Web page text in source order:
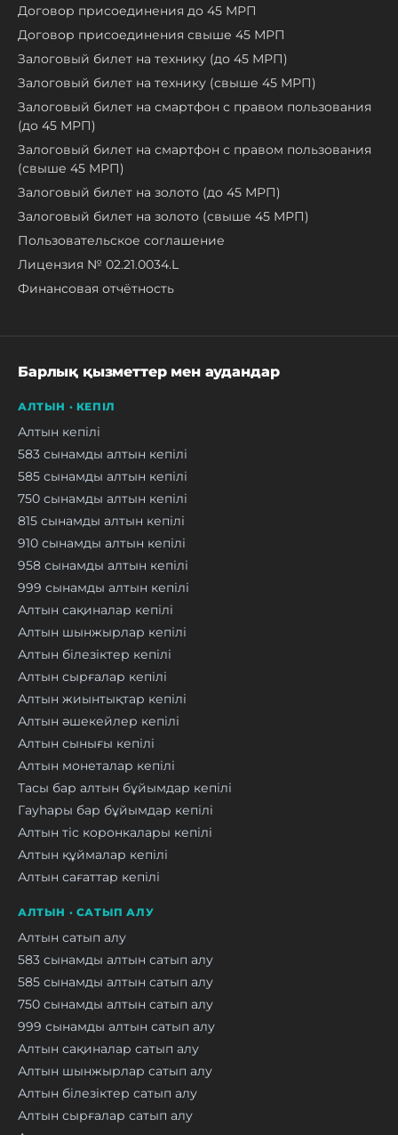
Договор присоединения до 45 МРП
Договор присоединения свыше 45 МРП
Залоговый билет на технику (до 45 МРП)
Залоговый билет на технику (свыше 45 МРП)
Залоговый билет на смартфон с правом пользования
(до 45 МРП)
Залоговый билет на смартфон с правом пользования
(свыше 45 МРП)
Залоговый билет на золото (до 45 МРП)
Залоговый билет на золото (свыше 45 МРП)
Пользовательское соглашение
Лицензия № 02.21.0034.L
Финансовая отчётность
Барлық қызметтер мен аудандар
АЛТЫН · КЕПІЛ
Алтын кепілі
583 сынамды алтын кепілі
585 сынамды алтын кепілі
750 сынамды алтын кепілі
815 сынамды алтын кепілі
910 сынамды алтын кепілі
958 сынамды алтын кепілі
999 сынамды алтын кепілі
Алтын сақиналар кепілі
Алтын шынжырлар кепілі
Алтын білезіктер кепілі
Алтын сырғалар кепілі
Алтын жиынтықтар кепілі
Алтын әшекейлер кепілі
Алтын сынығы кепілі
Алтын монеталар кепілі
Тасы бар алтын бұйымдар кепілі
Гауһары бар бұйымдар кепілі
Алтын тіс коронкалары кепілі
Алтын құймалар кепілі
Алтын сағаттар кепілі
АЛТЫН · САТЫП АЛУ
Алтын сатып алу
583 сынамды алтын сатып алу
585 сынамды алтын сатып алу
750 сынамды алтын сатып алу
999 сынамды алтын сатып алу
Алтын сақиналар сатып алу
Алтын шынжырлар сатып алу
Алтын білезіктер сатып алу
Алтын сырғалар сатып алу